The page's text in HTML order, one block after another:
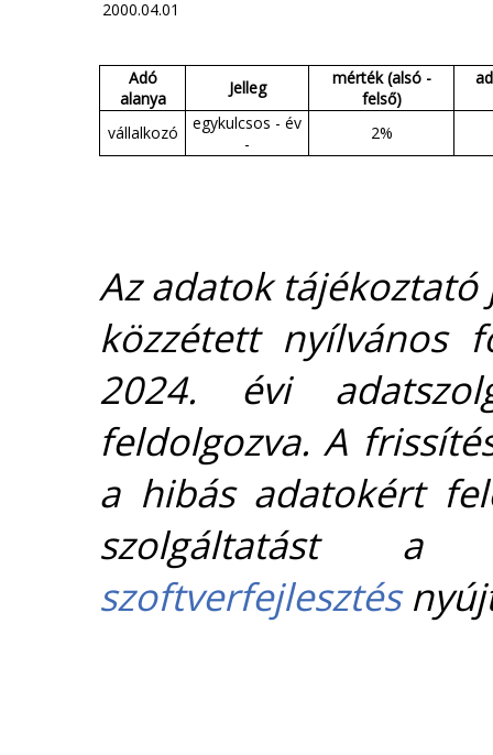
2000.04.01
Adó
alanya
Jelleg
mérték (alsó -
felső)
vállalkozó
egykulcsos - év
-
2%
Az adatok
közzétett nyílvános
2024. évi
feldolgozva. A
a hibás adatokért
szolgáltatást
szoftverfejlesztés